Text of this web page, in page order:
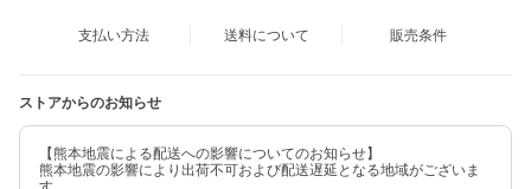
支払い方法 送料について 販売条件
ストアからのお知らせ
【熊本地震による配送への影響についてのお知らせ】
熊本地震の影響により出荷不可および配送遅延となる地域がございま